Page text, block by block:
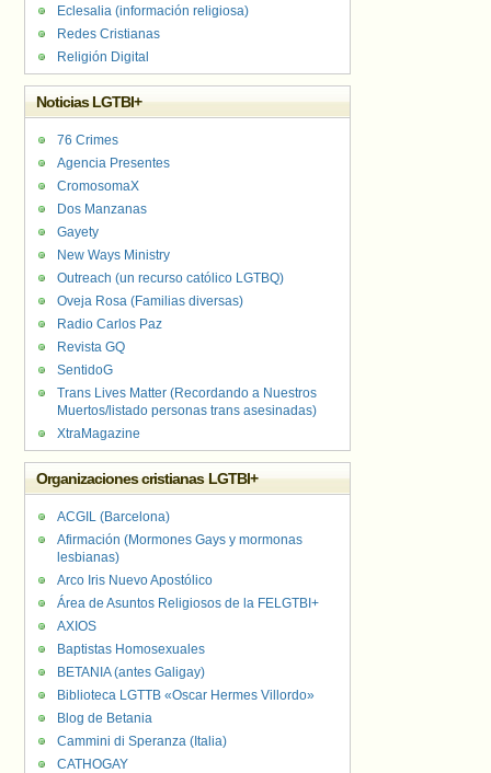
Eclesalia (información religiosa)
Redes Cristianas
Religión Digital
Noticias LGTBI+
76 Crimes
Agencia Presentes
CromosomaX
Dos Manzanas
Gayety
New Ways Ministry
Outreach (un recurso católico LGTBQ)
Oveja Rosa (Familias diversas)
Radio Carlos Paz
Revista GQ
SentidoG
Trans Lives Matter (Recordando a Nuestros
Muertos/listado personas trans asesinadas)
XtraMagazine
Organizaciones cristianas LGTBI+
ACGIL (Barcelona)
Afirmación (Mormones Gays y mormonas
lesbianas)
Arco Iris Nuevo Apostólico
Área de Asuntos Religiosos de la FELGTBI+
AXIOS
Baptistas Homosexuales
BETANIA (antes Galigay)
Biblioteca LGTTB «Oscar Hermes Villordo»
Blog de Betania
Cammini di Speranza (Italia)
CATHOGAY